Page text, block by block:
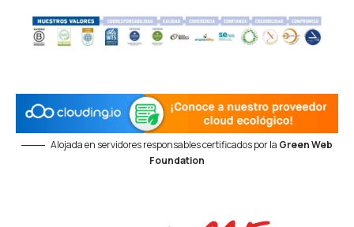
Alojada en servidores responsables certificados por la Green Web
Foundation